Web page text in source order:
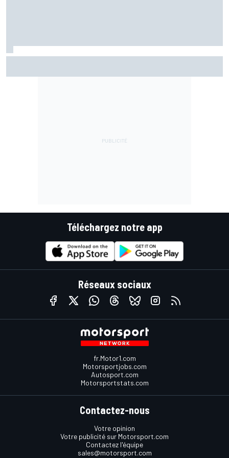
Téléchargez notre app
Réseaux sociaux
fr.Motor1.com
Motorsportjobs.com
Autosport.com
Motorsportstats.com
Contactez-nous
Votre opinion
Votre publicité sur Motorsport.com
Contactez l'équipe
sales@motorsport.com